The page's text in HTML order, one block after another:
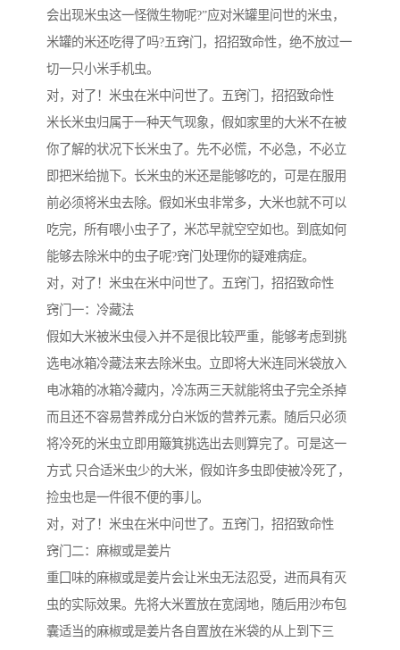
会出现米虫这一怪微生物呢?”应对米罐里问世的米虫，
米罐的米还吃得了吗?五窍门，招招致命性，绝不放过一
切一只小米手机虫。
对，对了！米虫在米中问世了。五窍门，招招致命性
米长米虫归属于一种天气现象，假如家里的大米不在被
你了解的状况下长米虫了。先不必慌，不必急，不必立
即把米给抛下。长米虫的米还是能够吃的，可是在服用
前必须将米虫去除。假如米虫非常多，大米也就不可以
吃完，所有喂小虫子了，米芯早就空空如也。到底如何
能够去除米中的虫子呢?窍门处理你的疑难病症。
对，对了！米虫在米中问世了。五窍门，招招致命性
窍门一：冷藏法
假如大米被米虫侵入并不是很比较严重，能够考虑到挑
选电冰箱冷藏法来去除米虫。立即将大米连同米袋放入
电冰箱的冰箱冷藏内，冷冻两三天就能将虫子完全杀掉
而且还不容易营养成分白米饭的营养元素。随后只必须
将冷死的米虫立即用簸箕挑选出去则算完了。可是这一
方式 只合适米虫少的大米，假如许多虫即使被冷死了，
捡虫也是一件很不便的事儿。
对，对了！米虫在米中问世了。五窍门，招招致命性
窍门二：麻椒或是姜片
重囗味的麻椒或是姜片会让米虫无法忍受，进而具有灭
虫的实际效果。先将大米置放在宽阔地，随后用沙布包
囊适当的麻椒或是姜片各自置放在米袋的从上到下三